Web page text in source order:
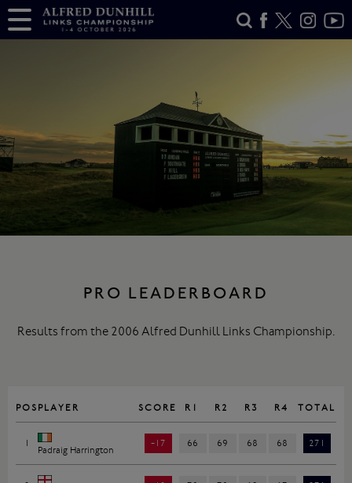
PRO LEADERBOARD
Results from the 2006 Alfred Dunhill Links Championship.
POS PLAYER SCORE R1 R2 R3 R4 TOTAL
1
Padraig Harrington
-17 66 69 68 68 271